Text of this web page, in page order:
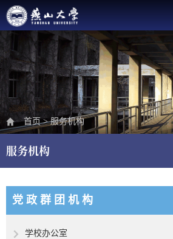
首页>服务机构
服务机构
党 政 群 团 机 构
学校办公室